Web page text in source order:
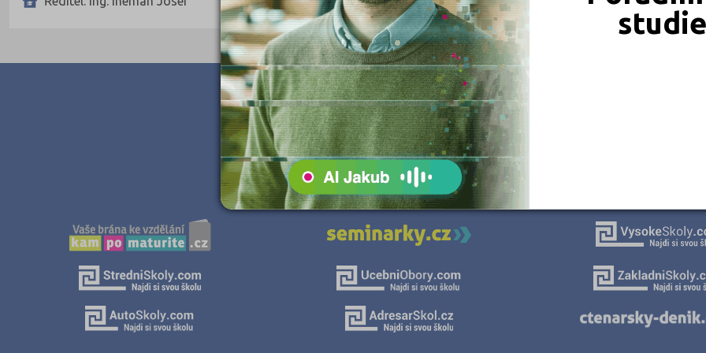
Strakonice (1)
Šumperk (2)
Tábor (1)
Vsetín (1)
Umělecké
JSME TAM, KDE JSTE VY
Naše projekty